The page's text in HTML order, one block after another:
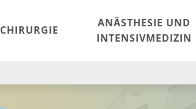
CHIRURGIE
ANÄSTHESIE UND
INTENSIVMEDIZIN